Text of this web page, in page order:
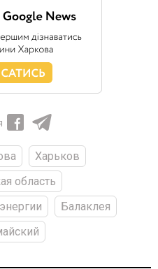
Харьков
область
Балаклея